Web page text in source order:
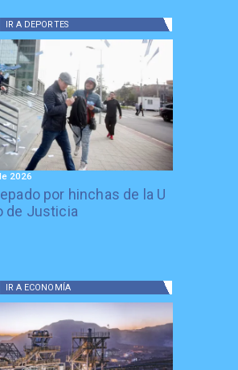
IR A DEPORTES
por hinchas de la U
de Justicia
2026
IR A ECONOMÍA